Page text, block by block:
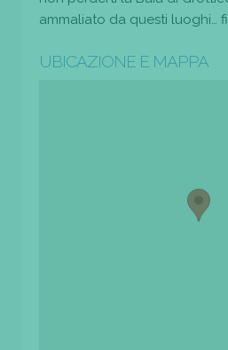
ammaliato da questi luoghi…
UBICAZIONE E MAPPA